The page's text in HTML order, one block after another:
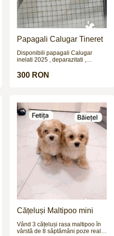
Papagali Calugar Tineret
Disponibili papagali Calugar
inelati 2025 , deparazitati ,
schimburi !!!
300 RON
Cățeluși Maltipoo mini
Vând 3 cățeluși rasa maltipoo în
vârstă de 8 săptămâni poze reale